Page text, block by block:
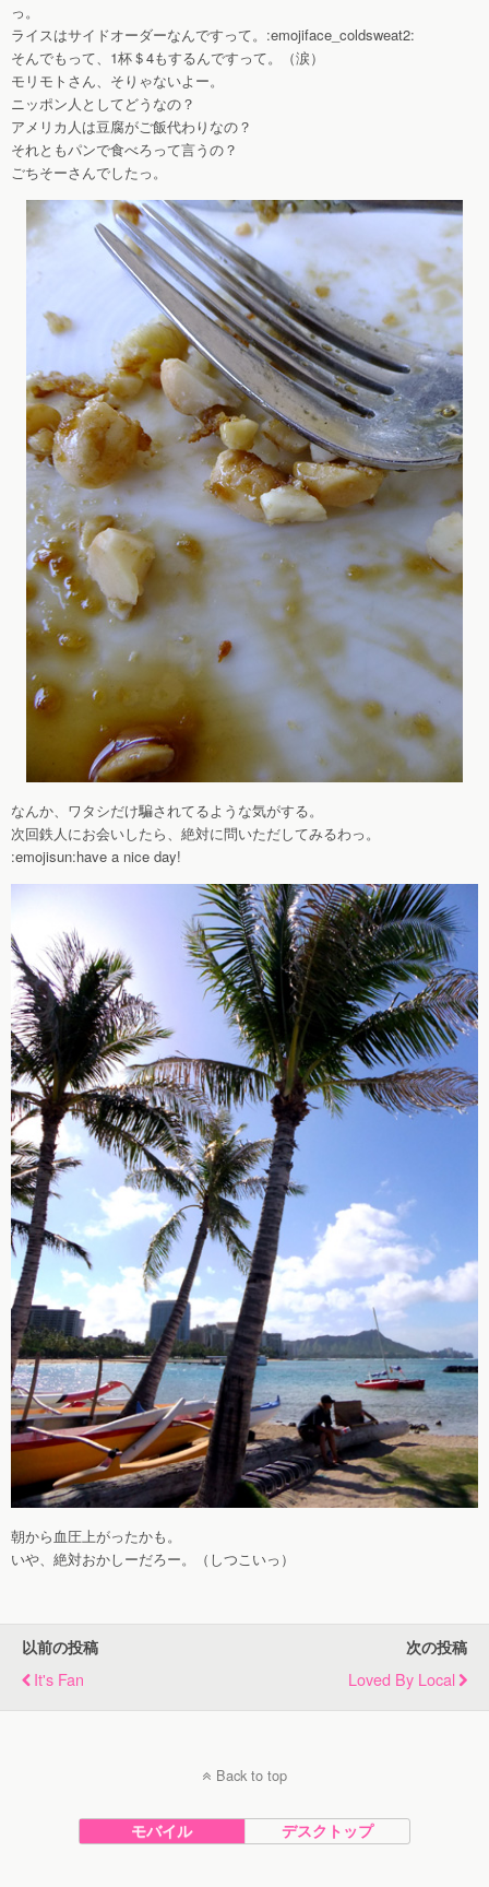
っ。
ライスはサイドオーダーなんですって。:emojiface_coldsweat2:
そんでもって、1杯＄4もするんですって。（涙）
モリモトさん、そりゃないよー。
ニッポン人としてどうなの？
アメリカ人は豆腐がご飯代わりなの？
それともパンで食べろって言うの？
ごちそーさんでしたっ。
なんか、ワタシだけ騙されてるような気がする。
次回鉄人にお会いしたら、絶対に問いただしてみるわっ。
:emojisun:have a nice day!
朝から血圧上がったかも。
いや、絶対おかしーだろー。（しつこいっ）
以前の投稿
It's Fan
次の投稿
Loved By Local
Back to top
モバイル デスクトップ